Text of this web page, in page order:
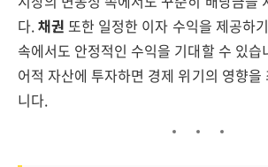
다.채권 또한 일정한 이자 수익을 제공하
속에서도 안정적인 수익을 기대할 수 있습
어적 자산에 투자하면 경제 위기의 영향을
니다.